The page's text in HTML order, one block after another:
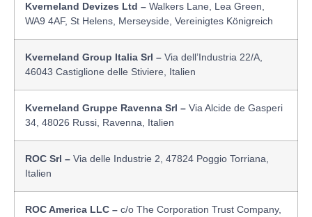
Kverneland Devizes Ltd – Walkers Lane, Lea Green,
WA9 4AF, St Helens, Merseyside, Vereinigtes Königreich
Kverneland Group Italia Srl – Via dell’Industria 22/A,
46043 Castiglione delle Stiviere, Italien
Kverneland Gruppe Ravenna Srl – Via Alcide de Gasperi
34, 48026 Russi, Ravenna, Italien
ROC Srl – Via delle Industrie 2, 47824 Poggio Torriana,
Italien
ROC America LLC – c/o The Corporation Trust Company,